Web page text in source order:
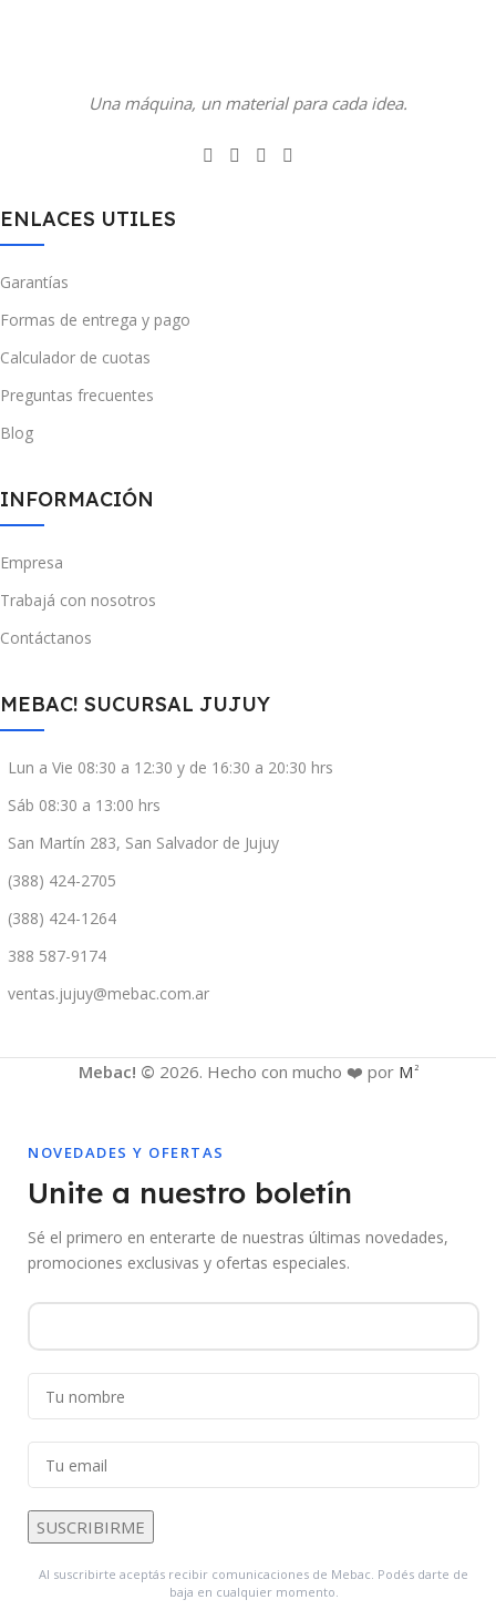
Una máquina, un material para cada idea.
ENLACES UTILES
Garantías
Formas de entrega y pago
Calculador de cuotas
Preguntas frecuentes
Blog
INFORMACIÓN
Empresa
Trabajá con nosotros
Contáctanos
MEBAC! SUCURSAL JUJUY
Lun a Vie 08:30 a 12:30 y de 16:30 a 20:30 hrs
Sáb 08:30 a 13:00 hrs
San Martín 283, San Salvador de Jujuy
(388) 424-2705
(388) 424-1264
388 587-9174
ventas.jujuy@mebac.com.ar
Mebac! © 2026. Hecho con mucho ❤️ por M 2
NOVEDADES Y OFERTAS
Unite a nuestro boletín
Sé el primero en enterarte de nuestras últimas novedades,
promociones exclusivas y ofertas especiales.
Al suscribirte aceptás recibir comunicaciones de Mebac. Podés darte de
baja en cualquier momento.